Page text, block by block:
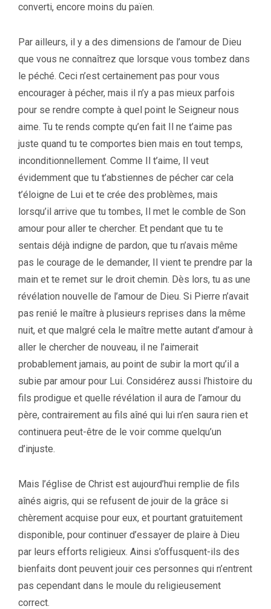
converti, encore moins du païen.
Par ailleurs, il y a des dimensions de l’amour de Dieu
que vous ne connaîtrez que lorsque vous tombez dans
le péché. Ceci n’est certainement pas pour vous
encourager à pécher, mais il n’y a pas mieux parfois
pour se rendre compte à quel point le Seigneur nous
aime. Tu te rends compte qu’en fait Il ne t’aime pas
juste quand tu te comportes bien mais en tout temps,
inconditionnellement. Comme Il t’aime, Il veut
évidemment que tu t’abstiennes de pécher car cela
t’éloigne de Lui et te crée des problèmes, mais
lorsqu’il arrive que tu tombes, Il met le comble de Son
amour pour aller te chercher. Et pendant que tu te
sentais déjà indigne de pardon, que tu n’avais même
pas le courage de le demander, Il vient te prendre par la
main et te remet sur le droit chemin. Dès lors, tu as une
révélation nouvelle de l’amour de Dieu. Si Pierre n’avait
pas renié le maître à plusieurs reprises dans la même
nuit, et que malgré cela le maître mette autant d’amour à
aller le chercher de nouveau, il ne l’aimerait
probablement jamais, au point de subir la mort qu’il a
subie par amour pour Lui. Considérez aussi l’histoire du
fils prodigue et quelle révélation il aura de l’amour du
père, contrairement au fils aîné qui lui n’en saura rien et
continuera peut-être de le voir comme quelqu’un
d’injuste.
Mais l’église de Christ est aujourd’hui remplie de fils
aînés aigris, qui se refusent de jouir de la grâce si
chèrement acquise pour eux, et pourtant gratuitement
disponible, pour continuer d’essayer de plaire à Dieu
par leurs efforts religieux. Ainsi s’offusquent-ils des
bienfaits dont peuvent jouir ces personnes qui n’entrent
pas cependant dans le moule du religieusement
correct.